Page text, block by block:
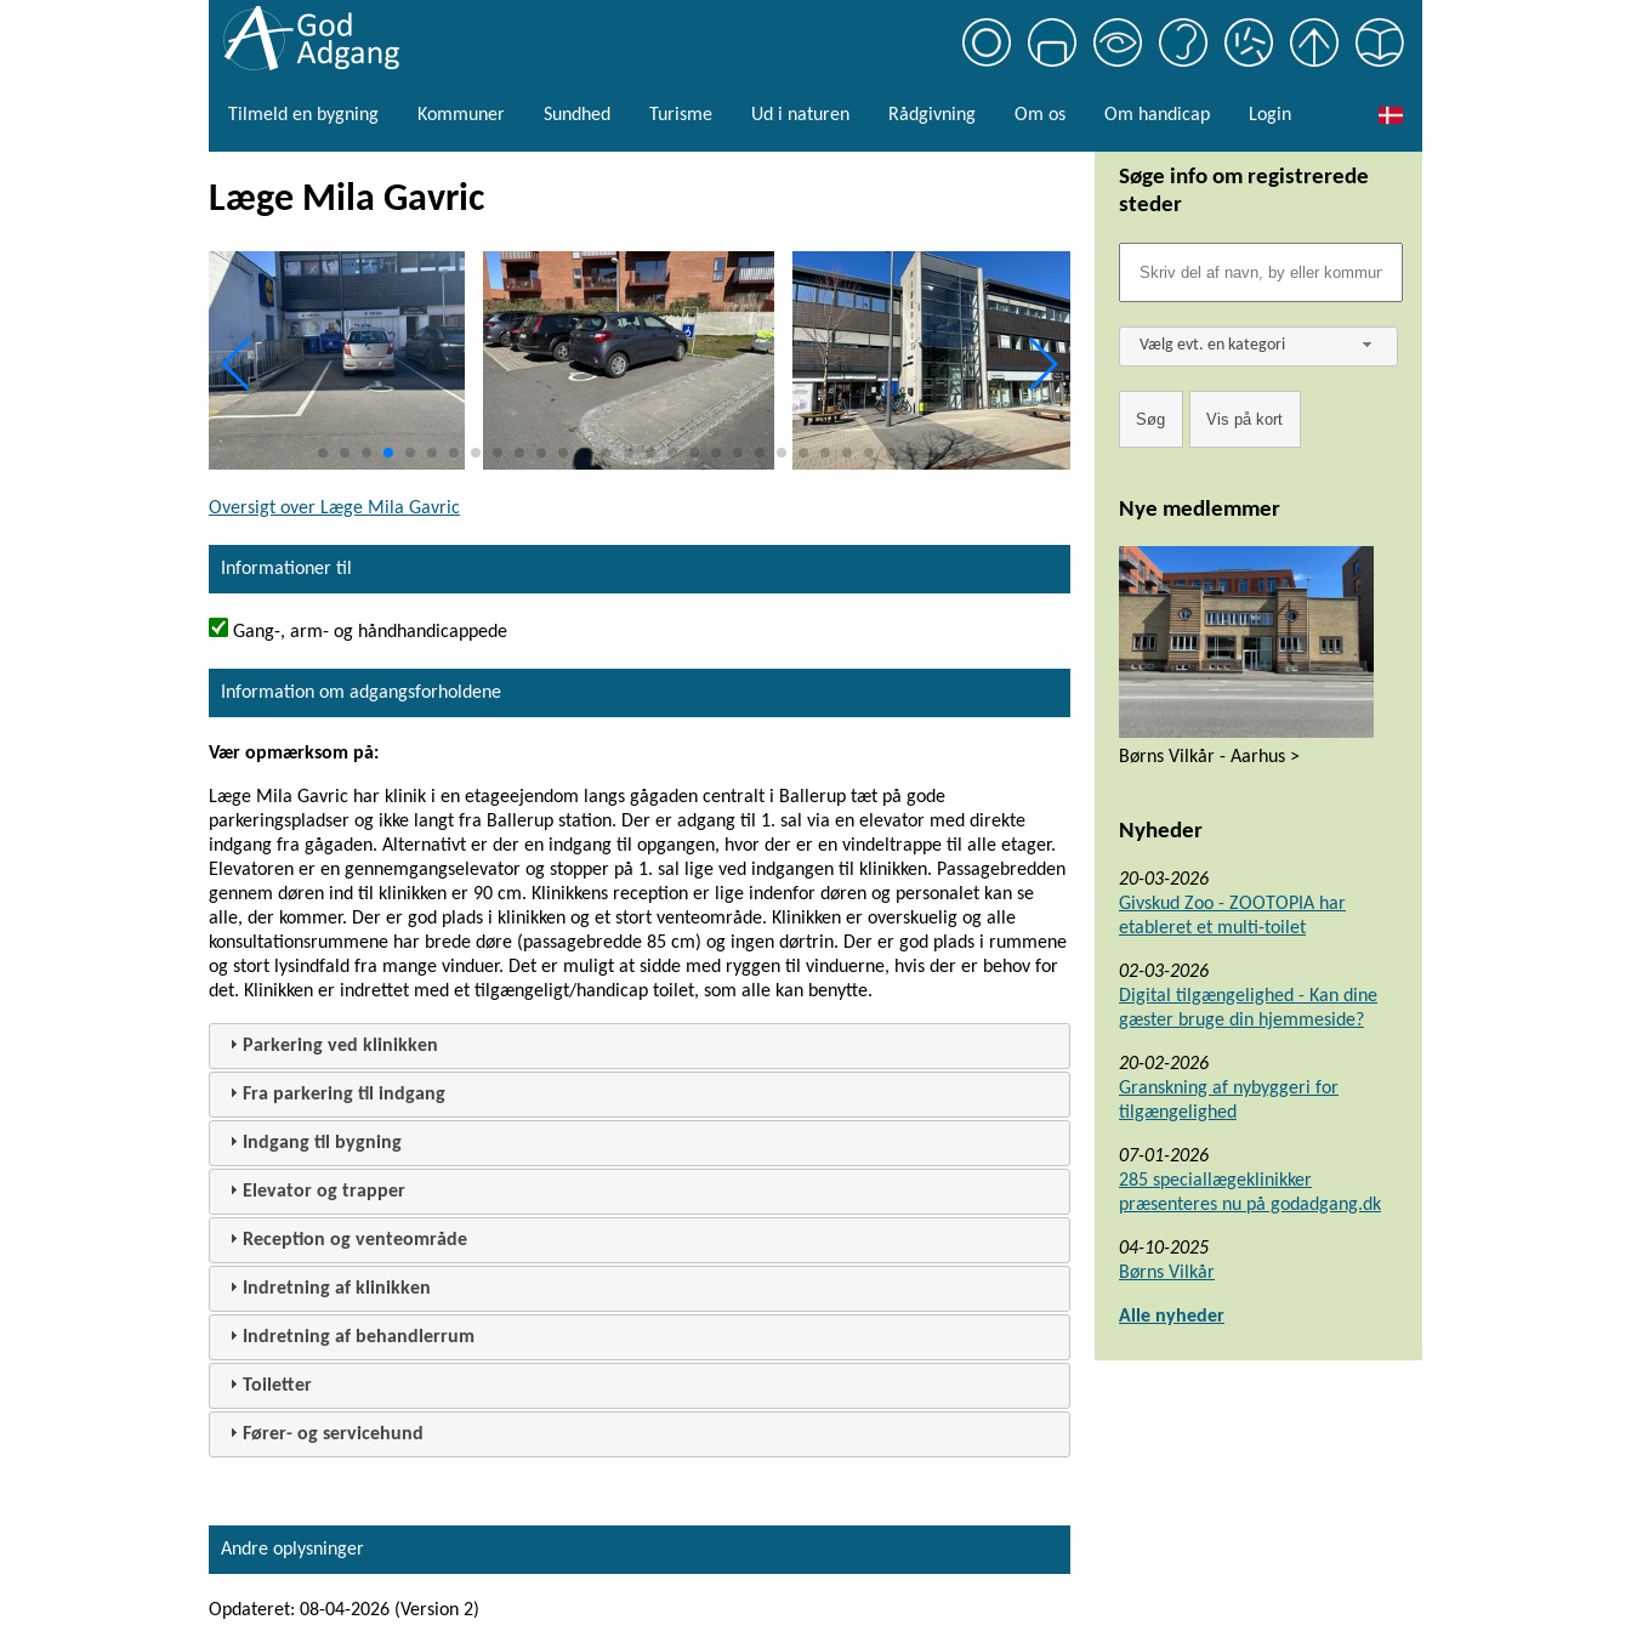
Tilmeld en bygning Kommuner Sundhed Turisme Ud i naturen Rådgivning Om os Om handicap Login
Læge Mila Gavric
Oversigt over Læge Mila Gavric
Informationer til
Gang-, arm- og håndhandicappede
Information om adgangsforholdene
Vær opmærksom på:
Læge Mila Gavric har klinik i en etageejendom langs gågaden centralt i Ballerup tæt på gode
parkeringspladser og ikke langt fra Ballerup station. Der er adgang til 1. sal via en elevator med direkte
indgang fra gågaden. Alternativt er der en indgang til opgangen, hvor der er en vindeltrappe til alle etager.
Elevatoren er en gennemgangselevator og stopper på 1. sal lige ved indgangen til klinikken. Passagebredden
gennem døren ind til klinikken er 90 cm. Klinikkens reception er lige indenfor døren og personalet kan se
alle, der kommer. Der er god plads i klinikken og et stort venteområde. Klinikken er overskuelig og alle
konsultationsrummene har brede døre (passagebredde 85 cm) og ingen dørtrin. Der er god plads i rummene
og stort lysindfald fra mange vinduer. Det er muligt at sidde med ryggen til vinduerne, hvis der er behov for
det. Klinikken er indrettet med et tilgængeligt/handicap toilet, som alle kan benytte.
Parkering ved klinikken
Fra parkering til indgang
Indgang til bygning
Elevator og trapper
Reception og venteområde
Indretning af klinikken
Indretning af behandlerrum
Toiletter
Fører- og servicehund
Andre oplysninger
Opdateret: 08-04-2026 (Version 2)
Søge info om registrerede
steder
Vælg evt. en kategori
Nye medlemmer
Børns Vilkår - Aarhus >
Nyheder
20-03-2026
Givskud Zoo - ZOOTOPIA har
etableret et multi-toilet
02-03-2026
Digital tilgængelighed - Kan dine
gæster bruge din hjemmeside?
20-02-2026
Granskning af nybyggeri for
tilgængelighed
07-01-2026
285 speciallægeklinikker
præsenteres nu på godadgang.dk
04-10-2025
Børns Vilkår
Alle nyheder